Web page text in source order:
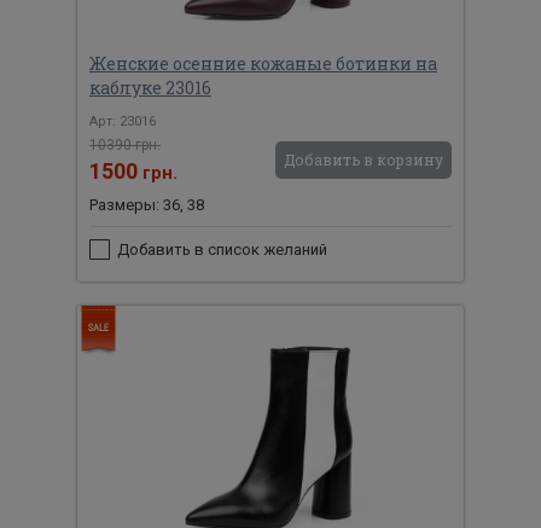
Женские осенние кожаные ботинки на
каблуке 23016
Арт: 23016
10390 грн.
1500 грн.
Добавить в корзину
Размеры: 36, 38
Добавить в список желаний